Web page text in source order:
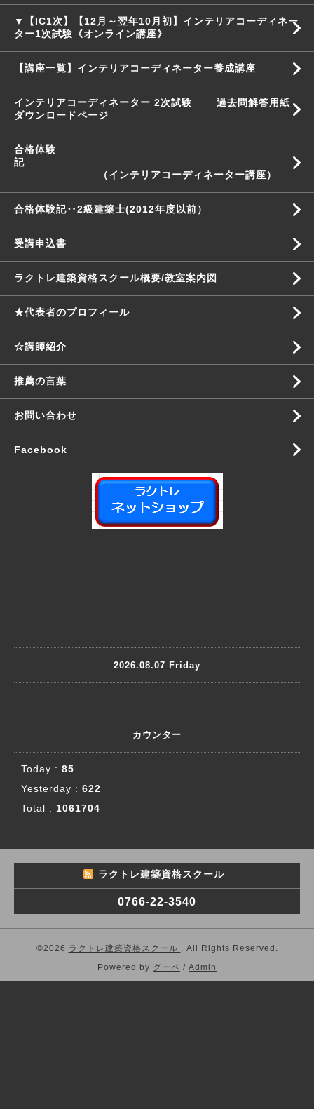
▼【IC1次】【12月～翌年10月初】インテリアコーディネー
ター1次試験《オンライン講座》
【講座一覧】インテリアコーディネーター養成講座
インテリアコーディネーター 2次試験 過去問解答用紙
ダウンロードページ
合格体験
記
（インテリアコーディネーター講座）
合格体験記‥2級建築士(2012年度以前）
受講申込書
ラクトレ建築資格スクール概要/教室案内図
★代表者のプロフィール
☆講師紹介
推薦の言葉
お問い合わせ
Facebook
2026.08.07 Friday
カウンター
Today : 85
Yesterday : 622
Total : 1061704
ラクトレ建築資格スクール
0766-22-3540
©2026 ラクトレ建築資格スクール . All Rights Reserved.
Powered by グーペ / Admin